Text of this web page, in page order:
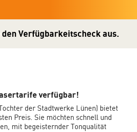
den Verfügbarkeitscheck aus.
verfügbar!
der Stadtwerke Lünen) bietet
Preis. Sie möchten schnell und
mit begeisternder Tonqualität